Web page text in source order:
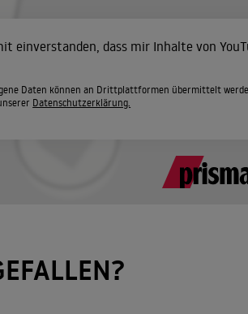
Maximilian auf eine diplomatische Mission, um Napoleon
Kaiserin
uns
sich zu ihrer Familie in Bayern zurück. Sophie nutzt die
einverstanden, dass mir Inhalte von
Daten können an Drittplattformen übermittelt
Datenschutzerklärung.